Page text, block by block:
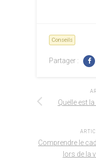
Conseils
Partager :
Quelle est
Comprendre le
lors de la